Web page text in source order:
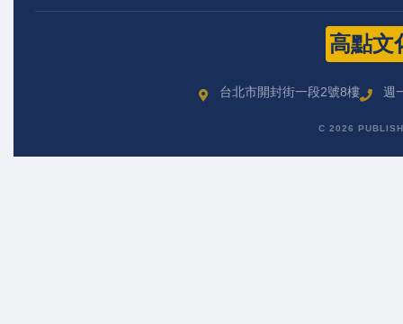
高點文
台北市開封街一段2號8樓 週
C 2026